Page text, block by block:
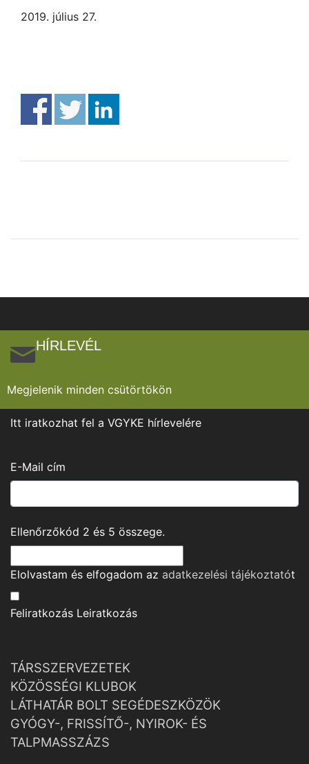
2019. július 27.
HÍRLEVÉL
Megjelenik minden csütörtökön
Itt iratkozhat fel a VGYKE hírlevelére
E-Mail cím
Ellenőrzőkód 2 és 5 összege.
Elolvastam és elfogadom az adatkezelési tájékoztatót
Feliratkozás Leiratkozás
TÁRSSZERVEZETEK
KÖZÖSSÉGI KLUBOK
LÁTHATÁR BOLT SEGÉDESZKÖZÖK
GYÓGY-, FRISSÍTŐ-, NYIROK- ÉS
TALPMASSZÁZS